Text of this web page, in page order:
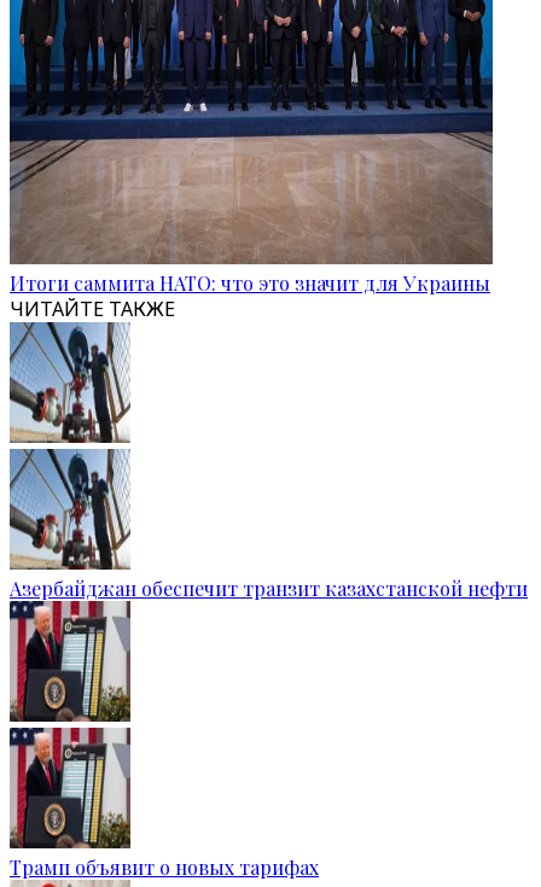
Итоги саммита НАТО: что это значит для Украины
ЧИТАЙТЕ ТАКЖЕ
Азербайджан обеспечит транзит казахстанской нефти
Трамп объявит о новых тарифах